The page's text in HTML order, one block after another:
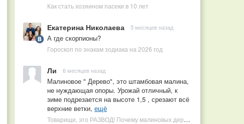
Как стать хозяином пасеки в 10 лет
Екатерина Николаева 5 месяцев назад
А где скорпионы?
Гороскоп по знакам зодиака на 2026 год
Ли 6 месяцев назад
Малиновое " Дерево", это штамбовая малина,
не нуждающая опоры. Урожай отличный, к
зиме подрезается на высоте 1,5 , срезают всё
верхние ветки, ещё
Товарищи, это РАЗВОД! Почему малиновых деревьев не бывает, или Как ушлые продавцы наживаются на мечтах садоводов